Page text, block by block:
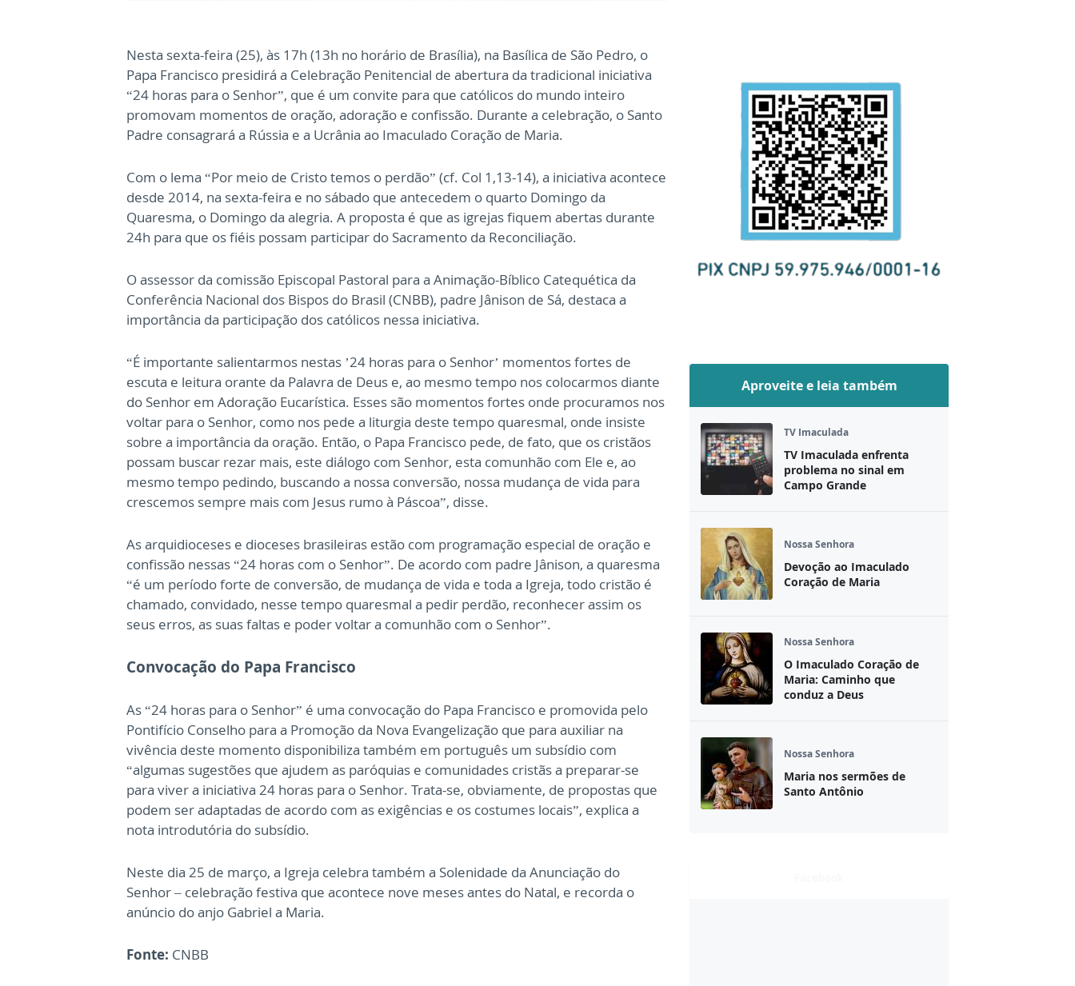
Nesta sexta-feira (25), às 17h (13h no horário de Brasília), na Basílica de São Pedro, o
Papa Francisco presidirá a Celebração Penitencial de abertura da tradicional iniciativa
“24 horas para o Senhor”, que é um convite para que católicos do mundo inteiro
promovam momentos de oração, adoração e confissão. Durante a celebração, o Santo
Padre consagrará a Rússia e a Ucrânia ao Imaculado Coração de Maria.
Com o lema “Por meio de Cristo temos o perdão” (cf. Col 1,13-14), a iniciativa acontece
desde 2014, na sexta-feira e no sábado que antecedem o quarto Domingo da
Quaresma, o Domingo da alegria. A proposta é que as igrejas fiquem abertas durante
24h para que os fiéis possam participar do Sacramento da Reconciliação.
O assessor da comissão Episcopal Pastoral para a Animação-Bíblico Catequética da
Conferência Nacional dos Bispos do Brasil (CNBB), padre Jânison de Sá, destaca a
importância da participação dos católicos nessa iniciativa.
“É importante salientarmos nestas ’24 horas para o Senhor’ momentos fortes de
escuta e leitura orante da Palavra de Deus e, ao mesmo tempo nos colocarmos diante
do Senhor em Adoração Eucarística. Esses são momentos fortes onde procuramos nos
voltar para o Senhor, como nos pede a liturgia deste tempo quaresmal, onde insiste
sobre a importância da oração. Então, o Papa Francisco pede, de fato, que os cristãos
possam buscar rezar mais, este diálogo com Senhor, esta comunhão com Ele e, ao
mesmo tempo pedindo, buscando a nossa conversão, nossa mudança de vida para
crescemos sempre mais com Jesus rumo à Páscoa”, disse.
As arquidioceses e dioceses brasileiras estão com programação especial de oração e
confissão nessas “24 horas com o Senhor”. De acordo com padre Jânison, a quaresma
“é um período forte de conversão, de mudança de vida e toda a Igreja, todo cristão é
chamado, convidado, nesse tempo quaresmal a pedir perdão, reconhecer assim os
seus erros, as suas faltas e poder voltar a comunhão com o Senhor”.
Convocação do Papa Francisco
As “24 horas para o Senhor” é uma convocação do Papa Francisco e promovida pelo
Pontifício Conselho para a Promoção da Nova Evangelização que para auxiliar na
vivência deste momento disponibiliza também em português um subsídio com
“algumas sugestões que ajudem as paróquias e comunidades cristãs a preparar-se
para viver a iniciativa 24 horas para o Senhor. Trata-se, obviamente, de propostas que
podem ser adaptadas de acordo com as exigências e os costumes locais”, explica a
nota introdutória do subsídio.
Neste dia 25 de março, a Igreja celebra também a Solenidade da Anunciação do
Senhor – celebração festiva que acontece nove meses antes do Natal, e recorda o
anúncio do anjo Gabriel a Maria.
Fonte: CNBB
Aproveite e leia também
TV Imaculada
TV Imaculada enfrenta
problema no sinal em
Campo Grande
Nossa Senhora
Devoção ao Imaculado
Coração de Maria
Nossa Senhora
O Imaculado Coração de
Maria: Caminho que
conduz a Deus
Nossa Senhora
Maria nos sermões de
Santo Antônio